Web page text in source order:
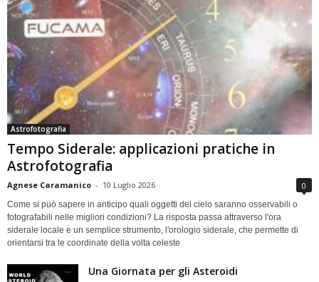
Astrofotografia
Tempo Siderale: applicazioni pratiche in
Astrofotografia
Agnese Caramanico - 10 Luglio 2026 0
Come si può sapere in anticipo quali oggetti del cielo saranno osservabili o
fotografabili nelle migliori condizioni? La risposta passa attraverso l'ora
siderale locale e un semplice strumento, l'orologio siderale, che permette di
orientarsi tra le coordinate della volta celeste
Una Giornata per gli Asteroidi